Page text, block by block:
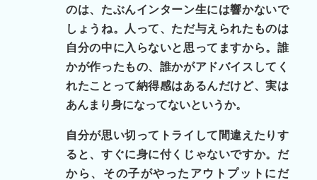
のは、たぶんインターン生には響かないで
しょうね。人って、ただ与えられたものは
自分の中に入らないと思ってますから。誰
かが作ったもの、誰かがアドバイスしてく
れたことって納得感はあるんだけど、実は
あんまり身になってないというか。
自分が思い切ってトライして間違えたりす
ると、すぐに身に付くじゃないですか。だ
から、その子がやったアウトプットにだ